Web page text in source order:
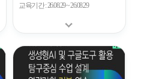
교육기간 26.08.29 ~ 26.08.29